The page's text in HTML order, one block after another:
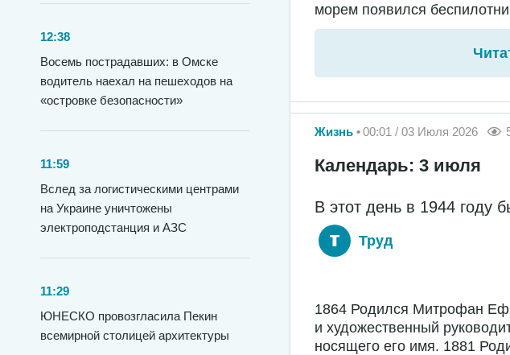
12:38
Восемь пострадавших: в Омске
водитель наехал на пешеходов на
«островке безопасности»
11:59
Вслед за логистическими центрами
на Украине уничтожены
электроподстанция и АЗС
11:29
ЮНЕСКО провозгласила Пекин
всемирной столицей архитектуры
морем появился
Жизнь 00:01 / 03 Июля 2026
Календарь: 3 июля
В этот день в 1944 году
Труд
1864 Родился Митрофан
и художественный
носящего его имя. 1881